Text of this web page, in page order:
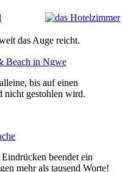
das Auge reicht.
bis auf einen
nicht gestohlen wird.
beendet ein
mehr als tausend Worte!